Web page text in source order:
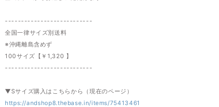
---------------------------
全国一律サイズ別送料
※沖縄離島含めず
100サイズ【￥1,320 】
---------------------------
▼Sサイズ購入はこちらから（現在のページ）
https://andshop8.thebase.in/items/75413461